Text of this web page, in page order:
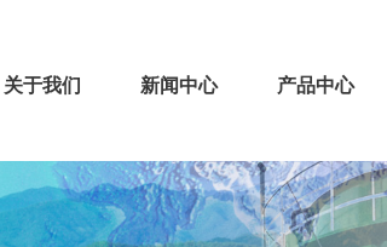
关于我们 新闻中心 产品中心